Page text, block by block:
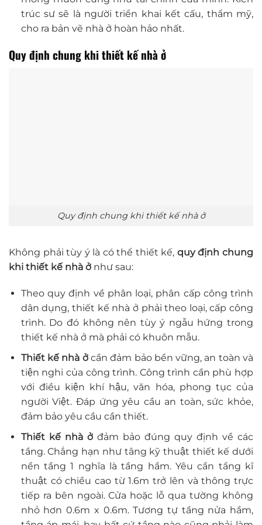
trúc sư sẽ là người triển khai kết cấu, thẩm mỹ,
cho ra bản vẽ nhà ở hoàn hảo nhất.
Quy định chung khi thiết kế nhà ở
Quy định chung khi thiết kế nhà ở
Không phải tùy ý là có thể thiết kế, quy định chung
khi thiết kế nhà ở như sau:
Theo quy định về phân loại, phân cấp công trình
dân dụng, thiết kế nhà ở phải theo loại, cấp công
trình. Do đó không nên tùy ý ngẫu hứng trong
thiết kế nhà ở mà phải có khuôn mẫu.
Thiết kế nhà ở cần đảm bảo bền vững, an toàn và
tiện nghi của công trình. Công trình cần phù hợp
với điều kiện khí hậu, văn hóa, phong tục của
người Việt. Đáp ứng yêu cầu an toàn, sức khỏe,
đảm bảo yêu cầu cần thiết.
Thiết kế nhà ở đảm bảo đúng quy định về các
tầng. Chẳng hạn như tâng kỹ thuật thiết kế dưới
nền tầng 1 nghĩa là tầng hầm. Yêu cần tầng kĩ
thuật có chiều cao từ 1.6m trở lên và thông trực
tiếp ra bên ngoài. Cửa hoặc lỗ qua tường không
nhỏ hơn 0.6m x 0.6m. Tương tự tầng nửa hầm,